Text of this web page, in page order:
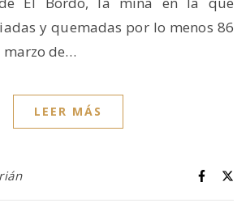
y quemadas por lo menos 86
marzo de…
LEER MÁS